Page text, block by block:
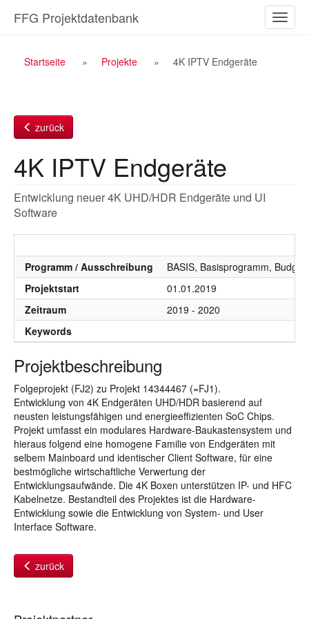
Inhalt
ein-/
FFG Projektdatenbank
Breadcrumb
Startseite Projekte 4K IPTV Endgeräte
zurück
4K IPTV Endgeräte
Entwicklung neuer 4K UHD/HDR Endgeräte und UI
Software
Programm / Ausschreibung
BASIS, Basisprogramm,
Projektstart
01.01.2019
Zeitraum
2019 - 2020
Keywords
Projektbeschreibung
Folgeprojekt (FJ2) zu Projekt 14344467 (=FJ1).
Entwicklung von 4K Endgeräten UHD/HDR basierend auf
neusten leistungsfähigen und energieeffizienten SoC Chips.
Projekt umfasst ein modulares Hardware-Baukastensystem und
hieraus folgend eine homogene Familie von Endgeräten mit
selbem Mainboard und identischer Client Software, für eine
bestmögliche wirtschaftliche Verwertung der
Entwicklungsaufwände. Die 4K Boxen unterstützen IP- und HFC
Kabelnetze. Bestandteil des Projektes ist die Hardware-
Entwicklung sowie die Entwicklung von System- und User
Interface Software.
zurück